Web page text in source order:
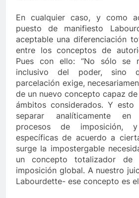
En cualquier caso, y como
puesto de manifiesto
aceptable una diferenciación
entre los conceptos de
Pues con ello: “No sólo se
inclusivo del poder, sino
parcelación exige,
de un nuevo concepto capaz
ámbitos considerados. Y
separar analíticamente
procesos de imposición,
específicas de acuerdo a
surge la impostergable
un concepto totalizador de
imposición global. A nuestro
Labourdette- ese concepto es el